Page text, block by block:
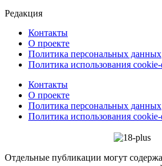
Редакция
Контакты
О проекте
Политика персональных данных
Политика использования
Контакты
О проекте
Политика персональных данных
Политика использования
Отдельные публикации могут